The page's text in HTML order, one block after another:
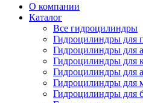
О компании
Каталог
Все гидроцилиндры
Гидроцилиндры для
Гидроцилиндры для
Гидроцилиндры для
Гидроцилиндры для
Гидроцилиндры для
Гидроцилиндры для